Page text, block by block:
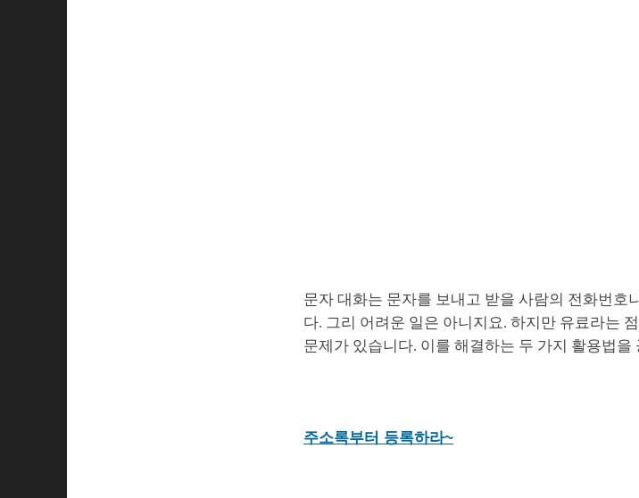
문자 대화는 문자를 보내고 받을 사람의 전화번호
다. 그리 어려운 일은 아니지요. 하지만 유료라는
문제가 있습니다. 이를 해결하는 두 가지 활용법을
주소록부터 등록하라~